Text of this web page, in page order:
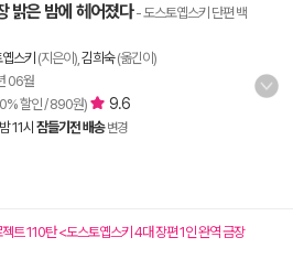
밝은 밤에 헤어졌다- 도스토옙스키 단편 백
스키 (지은이), 김희숙(옮긴이)
06월
할인 / 890원) 9.6
밤 11시 잠들기전 배송 변경
트 110탄 <도스토옙스키 4대 장편 1인 완역 금장